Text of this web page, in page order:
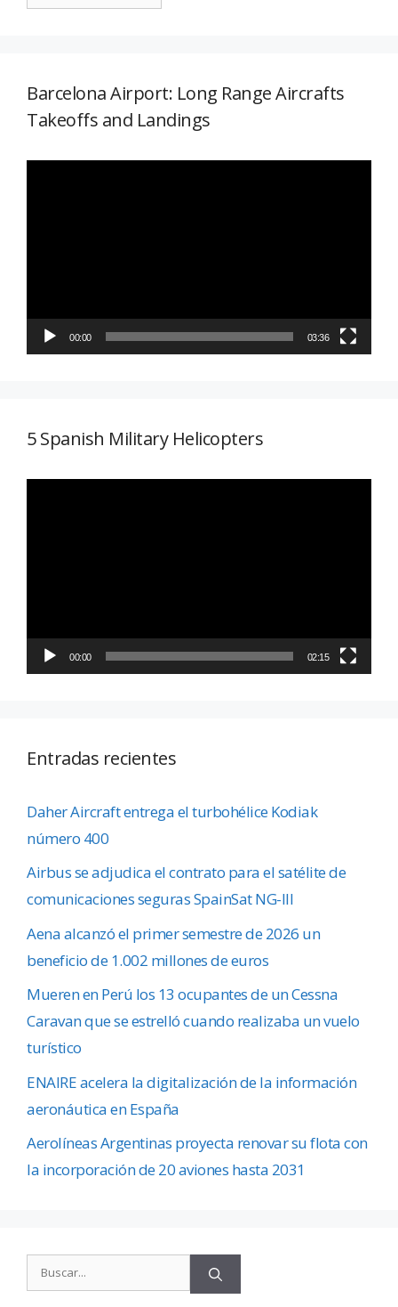
Barcelona Airport: Long Range Aircrafts
Takeoffs and Landings
00:00 03:36
5 Spanish Military Helicopters
00:00 02:15
Entradas recientes
Daher Aircraft entrega el turbohélice Kodiak
número 400
Airbus se adjudica el contrato para el satélite de
comunicaciones seguras SpainSat NG-III
Aena alcanzó el primer semestre de 2026 un
beneficio de 1.002 millones de euros
Mueren en Perú los 13 ocupantes de un Cessna
Caravan que se estrelló cuando realizaba un vuelo
turístico
ENAIRE acelera la digitalización de la información
aeronáutica en España
Aerolíneas Argentinas proyecta renovar su flota con
la incorporación de 20 aviones hasta 2031